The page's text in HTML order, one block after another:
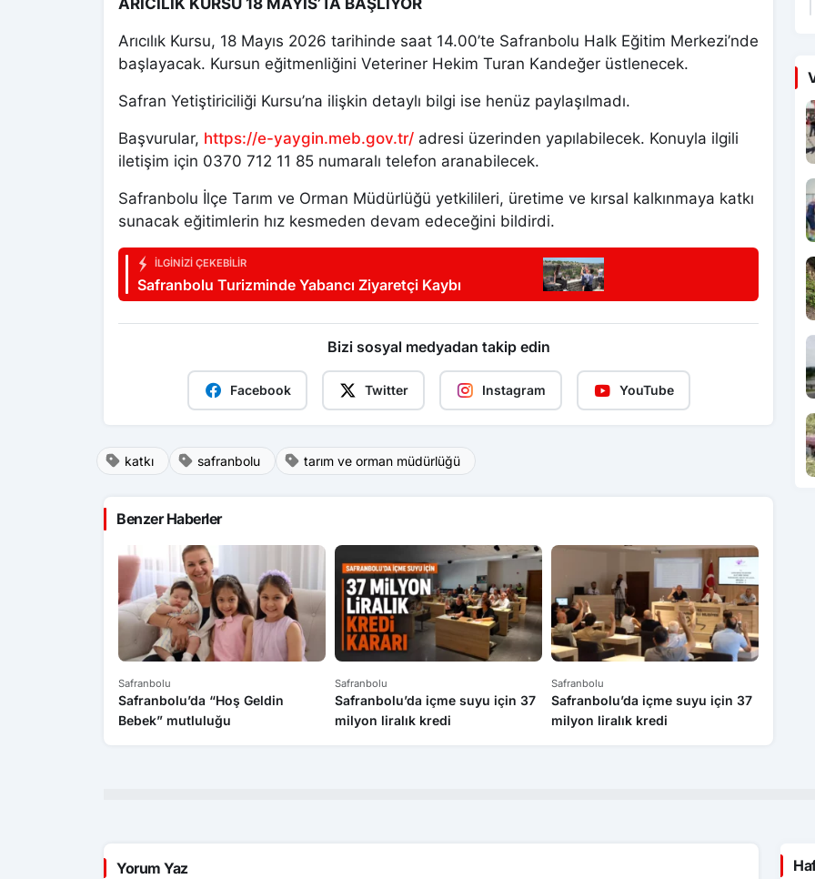
Arıcılık Kursu, 18 Mayıs 2026 tarihinde saat 14.00’te Safranbolu Halk Eğitim Merkezi’nde
başlayacak. Kursun eğitmenliğini Veteriner Hekim Turan Kandeğer üstlenecek.
Safran Yetiştiriciliği Kursu’na ilişkin detaylı bilgi ise henüz paylaşılmadı.
Başvurular, https://e-yaygin.meb.gov.tr/ adresi üzerinden yapılabilecek. Konuyla ilgili
iletişim için 0370 712 11 85 numaralı telefon aranabilecek.
Safranbolu İlçe Tarım ve Orman Müdürlüğü yetkilileri, üretime ve kırsal kalkınmaya katkı
sunacak eğitimlerin hız kesmeden devam edeceğini bildirdi.
İLGINIZI ÇEKEBILIR
Safranbolu Turizminde Yabancı Ziyaretçi Kaybı
Bizi sosyal medyadan takip edin
Facebook Twitter Instagram YouTube
katkı safranbolu tarım ve orman müdürlüğü
Benzer Haberler
Safranbolu
Safranbolu’da “Hoş Geldin
Bebek” mutluluğu
Safranbolu
Safranbolu’da içme suyu için 37
milyon liralık kredi
Safranbolu
Safranbolu’da içme suyu için 37
milyon liralık kredi
Yorum Yaz